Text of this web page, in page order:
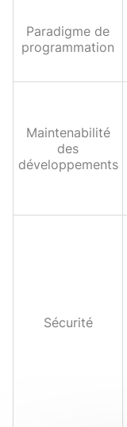
Paradigme de
programmation
Maintenabilité
des
développements
Sécurité